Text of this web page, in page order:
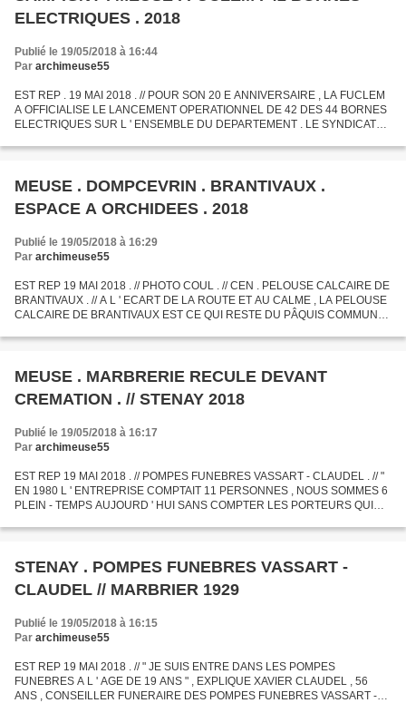
ELECTRIQUES . 2018
Publié le 19/05/2018 à 16:44
Par archimeuse55
EST REP . 19 MAI 2018 . // POUR SON 20 E ANNIVERSAIRE , LA FUCLEM
A OFFICIALISE LE LANCEMENT OPERATIONNEL DE 42 DES 44 BORNES
ELECTRIQUES SUR L ' ENSEMBLE DU DEPARTEMENT . LE SYNDICAT
MEUSE . DOMPCEVRIN . BRANTIVAUX .
ESPACE A ORCHIDEES . 2018
Publié le 19/05/2018 à 16:29
Par archimeuse55
EST REP 19 MAI 2018 . // PHOTO COUL . // CEN . PELOUSE CALCAIRE DE
BRANTIVAUX . // A L ' ECART DE LA ROUTE ET AU CALME , LA PELOUSE
CALCAIRE DE BRANTIVAUX EST CE QUI RESTE DU PÂQUIS COMMUNAL
CARRIERE...
MEUSE . MARBRERIE RECULE DEVANT
CREMATION . // STENAY 2018
Publié le 19/05/2018 à 16:17
Par archimeuse55
EST REP 19 MAI 2018 . // POMPES FUNEBRES VASSART - CLAUDEL . // "
EN 1980 L ' ENTREPRISE COMPTAIT 11 PERSONNES , NOUS SOMMES 6
PLEIN - TEMPS AUJOURD ' HUI SANS COMPTER LES PORTEURS QUI
MARBRERIE , BEAUCOUP...
STENAY . POMPES FUNEBRES VASSART -
CLAUDEL // MARBRIER 1929
Publié le 19/05/2018 à 16:15
Par archimeuse55
EST REP 19 MAI 2018 . // " JE SUIS ENTRE DANS LES POMPES
FUNEBRES A L ' AGE DE 19 ANS " , EXPLIQUE XAVIER CLAUDEL , 56
ANS , CONSEILLER FUNERAIRE DES POMPES FUNEBRES VASSART -